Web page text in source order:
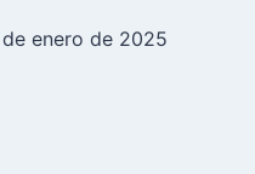
de enero de 2025